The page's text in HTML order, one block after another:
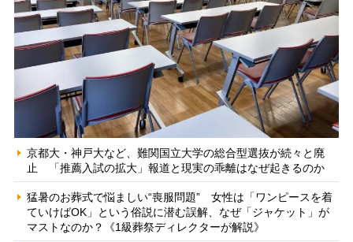
京都大・神戸大など、難関国立大学の総合型選抜が続々と廃
止 「推薦入試の拡大」報道と現実の乖離はなぜ起きるのか
猛暑のお葬式で悩ましい“喪服問題” 女性は「ワンピースを着
ていけばOK」という俗説に潜む誤解、なぜ「ジャケット」が
マストなのか？《1級葬祭ディレクターが解説》